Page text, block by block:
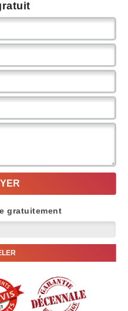
gratuitement